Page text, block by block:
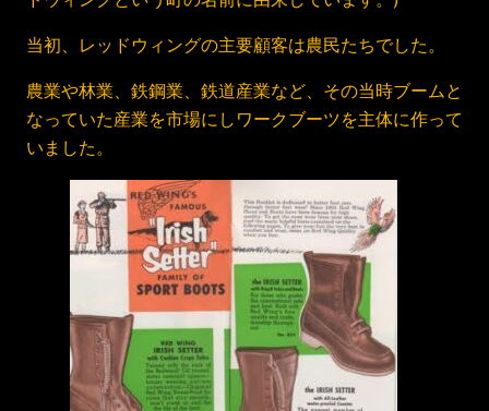
当初、レッドウィングの主要顧客は農民たちでした。
農業や林業、鉄鋼業、鉄道産業など、その当時ブームと
なっていた産業を市場にしワークブーツを主体に作って
いました。